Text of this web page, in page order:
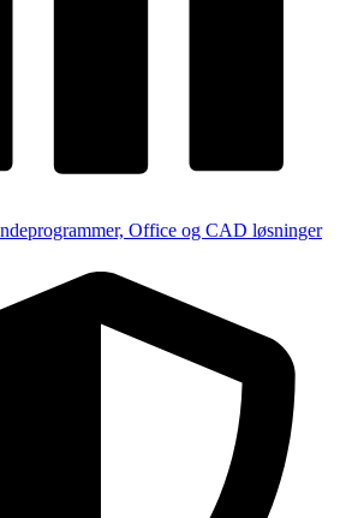
Office og CAD løsninger